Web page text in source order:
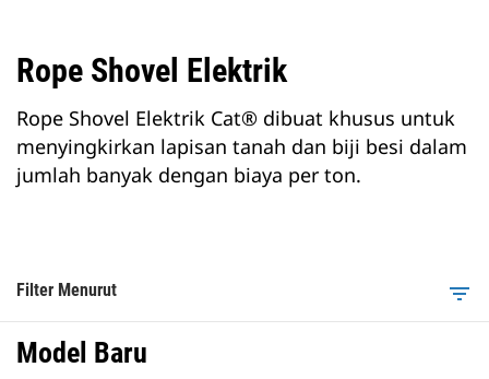
Rope Shovel Elektrik
Rope Shovel Elektrik Cat® dibuat khusus untuk
menyingkirkan lapisan tanah dan biji besi dalam
jumlah banyak dengan biaya per ton.
Filter Menurut filter_list
Model Baru